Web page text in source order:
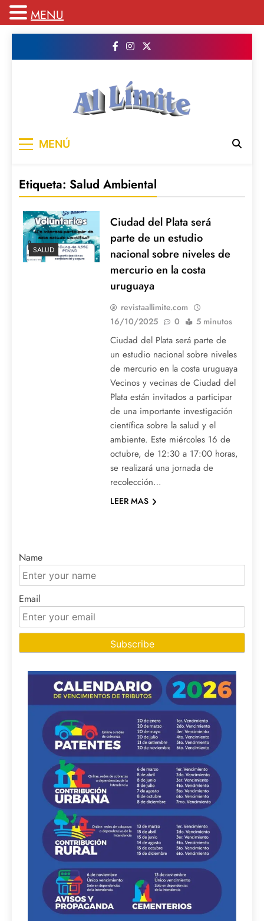
publicamos todo el contenido e informacion
MENÚ
Etiqueta: Salud Ambiental
SALUD
Ciudad del Plata será
parte de un estudio
nacional sobre niveles de
mercurio en la costa
uruguaya
revistaallimite.com
16/10/2025
0 5 minutos
Ciudad del Plata será parte de
un estudio nacional sobre niveles
de mercurio en la costa uruguaya
Vecinos y vecinas de Ciudad del
Plata están invitados a participar
de una importante investigación
científica sobre la salud y el
ambiente. Este miércoles 16 de
octubre, de 12:30 a 17:00 horas,
se realizará una jornada de
recolección…
LEER MAS
Name
Email
MENU